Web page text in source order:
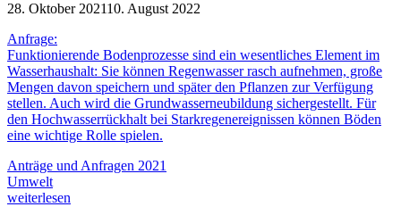
28. Oktober 202110. August 2022
Anfrage:
Funktionierende Bodenprozesse sind ein wesentliches Element im
Wasserhaushalt: Sie können Regenwasser rasch aufnehmen, große
Mengen davon speichern und später den Pflanzen zur Verfügung
stellen. Auch wird die Grundwasserneubildung sichergestellt. Für
den Hochwasserrückhalt bei Starkregenereignissen können Böden
eine wichtige Rolle spielen.
Anträge und Anfragen 2021
Umwelt
weiterlesen